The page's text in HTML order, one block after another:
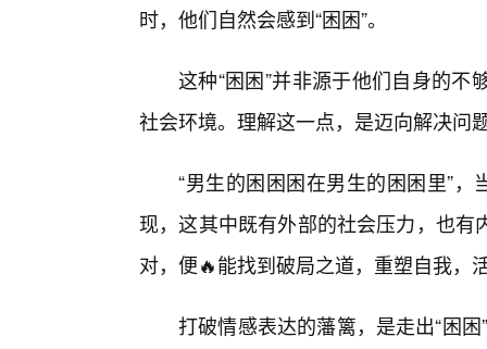
时，他们自然会感到“困困”。
这种“困困”并非源于他们自身的
社会环境。理解这一点，是迈向解决问
“男生的困困困在男生的困困里”
现，这其中既有外部的社会压力，也
对，便🔥能找到破局之道，重塑自我，
打破情感表达的藩篱，是走出“困